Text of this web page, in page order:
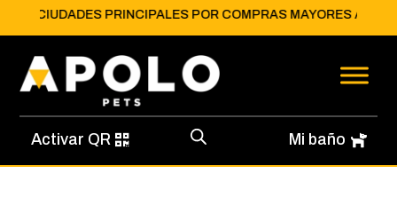
A CIUDADES PRINCIPALES POR COMPRAS MAYORES A
Activar QR Mi baño